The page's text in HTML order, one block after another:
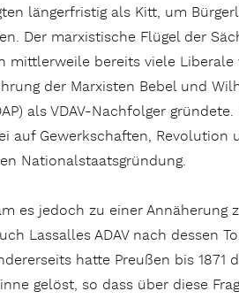
längerfristig als Kitt, um
Der marxistische Flügel der
mittlerweile bereits viele
der Marxisten Bebel und
als VDAV-Nachfolger
auf Gewerkschaften,
Nationalstaatsgründung.
es jedoch zu einer Annäherung
Lassalles ADAV nach dessen
hatte Preußen bis
gelöst, so dass über diese